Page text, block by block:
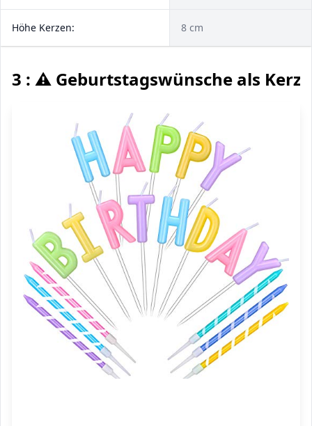
Höhe Kerzen: 8 cm
3 : ⚠️ Geburtstagswünsche als Kerze